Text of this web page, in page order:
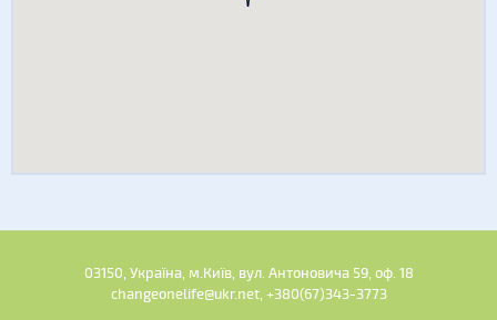
03150, Україна, м.Київ, вул. Антоновича 59, оф. 18
changeonelife@ukr.net, +380(67)343-3773